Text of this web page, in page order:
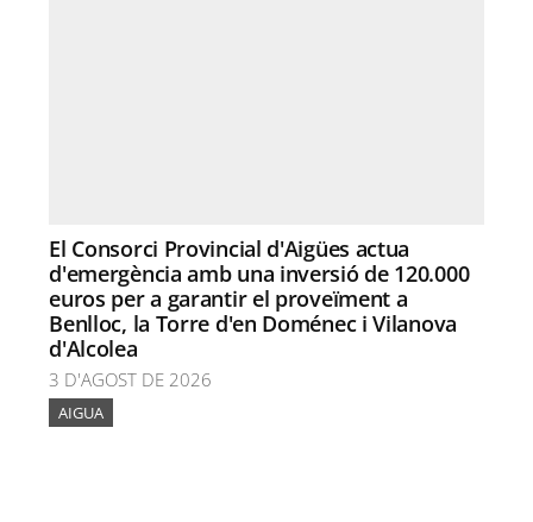
El Consorci Provincial d'Aigües actua
d'emergència amb una inversió de 120.000
euros per a garantir el proveïment a
Benlloc, la Torre d'en Doménec i Vilanova
d'Alcolea
3 D'AGOST DE 2026
AIGUA